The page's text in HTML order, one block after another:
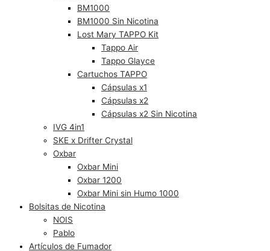
BM1000
BM1000 Sin Nicotina
Lost Mary TAPPO Kit
Tappo Air
Tappo Glayce
Cartuchos TAPPO
Cápsulas x1
Cápsulas x2
Cápsulas x2 Sin Nicotina
IVG 4in1
SKE x Drifter Crystal
Oxbar
Oxbar Mini
Oxbar 1200
Oxbar Mini sin Humo 1000
Bolsitas de Nicotina
NOIS
Pablo
Artículos de Fumador